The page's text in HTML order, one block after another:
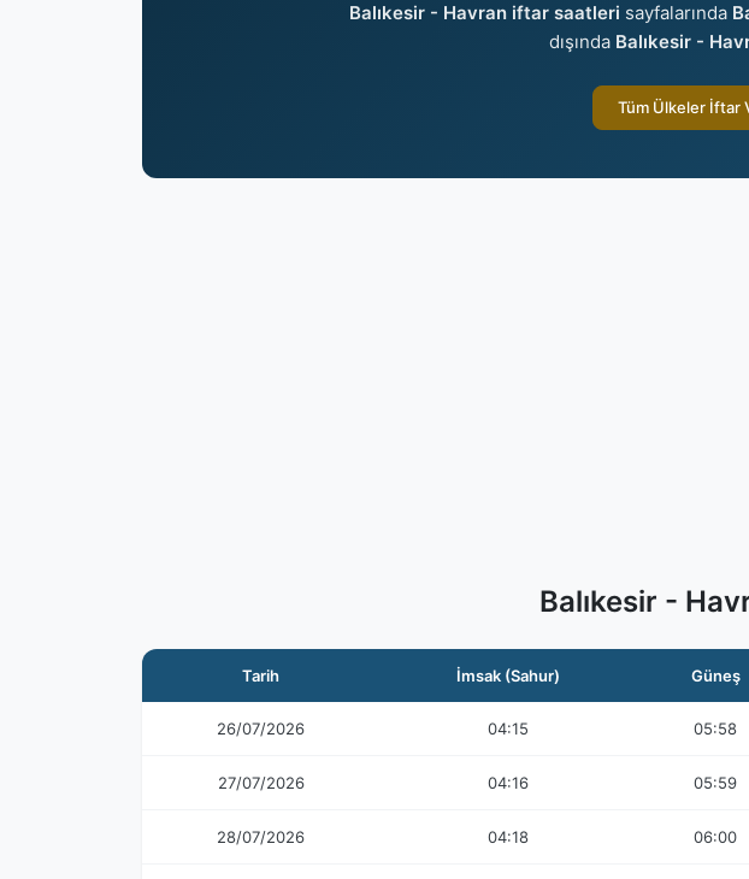
Balıkesir - Havran iftar saatleri sayfalarında
dışında Balıkesir -
Tüm Ülkeler İftar
Balıkesir -
Tarih İmsak (Sahur) Güneş
26/07/2026 04:15 05:58
27/07/2026 04:16 05:59
28/07/2026 04:18 06:00